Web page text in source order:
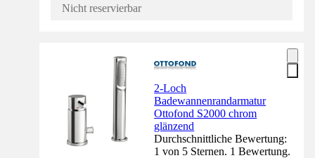
Nicht reservierbar
2-Loch
Badewannenrandarmatur
Ottofond S2000 chrom
glänzend
Durchschnittliche Bewertung:
1 von 5 Sternen. 1 Bewertung.